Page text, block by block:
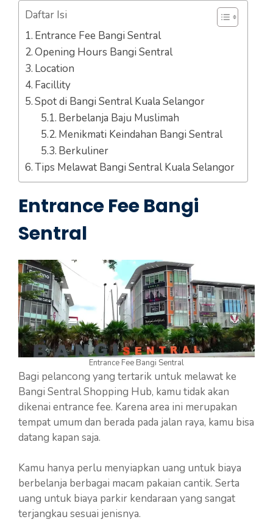
Daftar Isi
Entrance Fee Bangi Sentral
Opening Hours Bangi Sentral
Location
Facillity
Spot di Bangi Sentral Kuala Selangor
Berbelanja Baju Muslimah
Menikmati Keindahan Bangi Sentral
Berkuliner
Tips Melawat Bangi Sentral Kuala Selangor
Entrance Fee Bangi
Sentral
Entrance Fee Bangi Sentral
Bagi pelancong yang tertarik untuk melawat ke
Bangi Sentral Shopping Hub, kamu tidak akan
dikenai entrance fee. Karena area ini merupakan
tempat umum dan berada pada jalan raya, kamu bisa
datang kapan saja.
Kamu hanya perlu menyiapkan uang untuk biaya
berbelanja berbagai macam pakaian cantik. Serta
uang untuk biaya parkir kendaraan yang sangat
terjangkau sesuai jenisnya.